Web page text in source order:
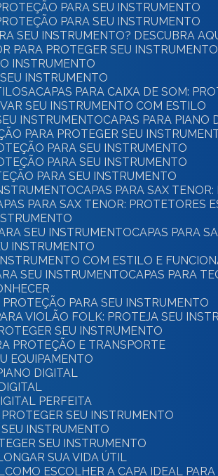
PARA SEU INSTRUMENTO
PARA SEU INSTRUMENTO
SEU INSTRUMENTO? DESCUBRA
PARA PROTEGER SEU INSTRUMENTO
INSTRUMENTO
INSTRUMENTO
CAPAS PARA CAIXA DE SOM:
SEU INSTRUMENTO COM ESTILO
INSTRUMENTO
CAPAS PARA
PARA PROTEGER SEU
PARA SEU INSTRUMENTO
PARA SEU INSTRUMENTO
PARA SEU INSTRUMENTO
CAPAS PARA SAX
PARA SAX TENOR: PROTETORES
SEU INSTRUMENTO
CAPAS PARA
INSTRUMENTO
COM ESTILO E
SEU INSTRUMENTO
CAPAS PARA
PARA SEU INSTRUMENTO
VIOLÃO FOLK: PROTEJA SEU
SEU INSTRUMENTO
PROTEÇÃO E TRANSPORTE
EQUIPAMENTO
DIGITAL
PERFEITA
SEU INSTRUMENTO
INSTRUMENTO
SEU INSTRUMENTO
SUA VIDA ÚTIL
COMO ESCOLHER A CAPA IDEAL